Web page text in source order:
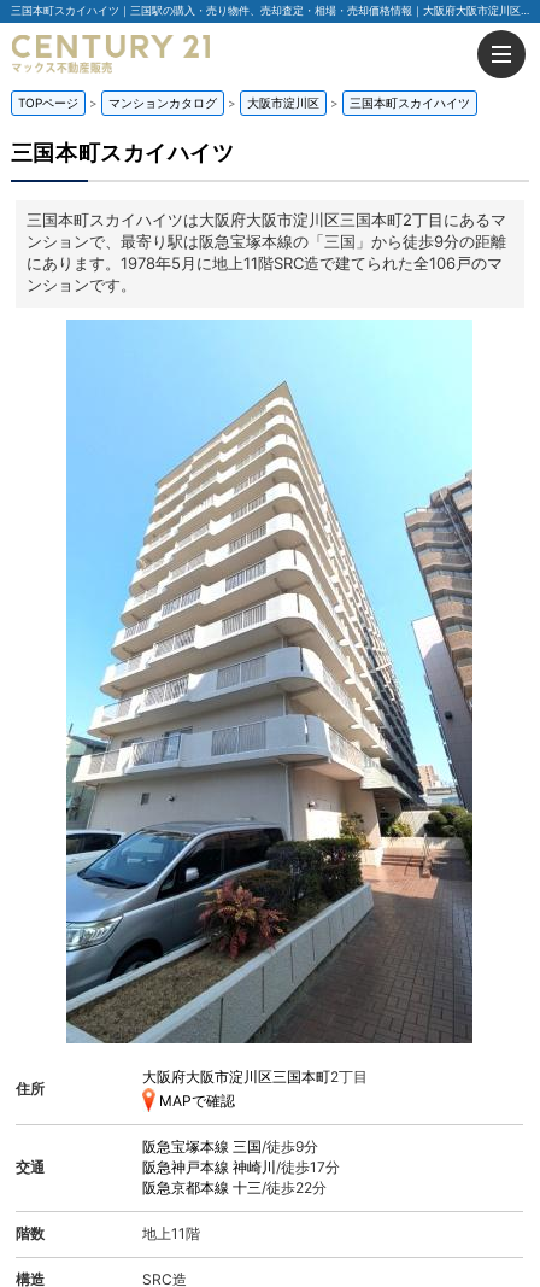
三国本町スカイハイツ｜三国駅の購入・売り物件、売却査定・相場・売却価格情報｜大阪府大阪市淀川区三国本町2丁目のマンション情報｜センチュリー21マックス不動産販売
TOPページ マンションカタログ 大阪市淀川区 三国本町スカイハイツ
三国本町スカイハイツ
三国本町スカイハイツは大阪府大阪市淀川区三国本町2丁目にあるマ
ンションで、最寄り駅は阪急宝塚本線の「三国」から徒歩9分の距離
にあります。1978年5月に地上11階SRC造で建てられた全106戸のマ
ンションです。
住所
大阪府大阪市淀川区三国本町2丁目
MAPで確認
交通
阪急宝塚本線 三国/徒歩9分
阪急神戸本線神崎川 /徒歩17分
阪急京都本線十三/徒歩22分
階数 地上11階
構造 SRC造